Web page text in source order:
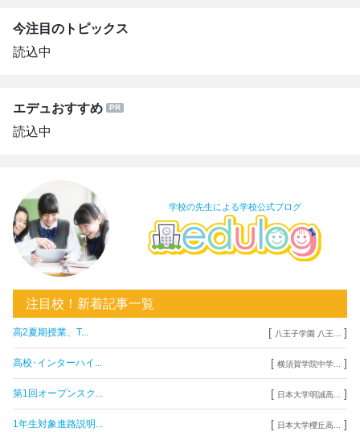
今注目のトピックス
読込中
エデュおすすめ
読込中
学校の先生による学校公式ブログ
注目校！新着記事一覧
高2夏期授業、T... [ 八王子学園 八王... ]
高校･インターハイ... [ 横須賀学院中学... ]
第1回オープンスク... [ 日本大学明誠高... ]
1年生対象進路説明... [ 日本大学櫻丘高... ]